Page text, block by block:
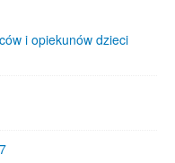
i opiekunów dzieci